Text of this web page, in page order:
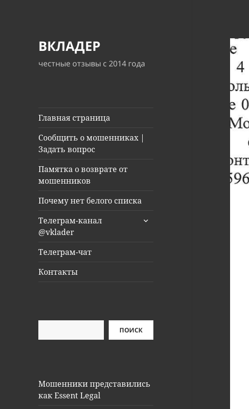
ВКЛАДЕР
честные отзывы с 2014 года
Главная страница
Сообщить о мошенниках |
Задать вопрос
Памятка о возврате от
мошенников
Почему нет белого списка
Телеграм-канал
@vklader
раскрыть
Телеграм-чат
Контакты
ПОИСК
Мошенники представились
как Essent Legal